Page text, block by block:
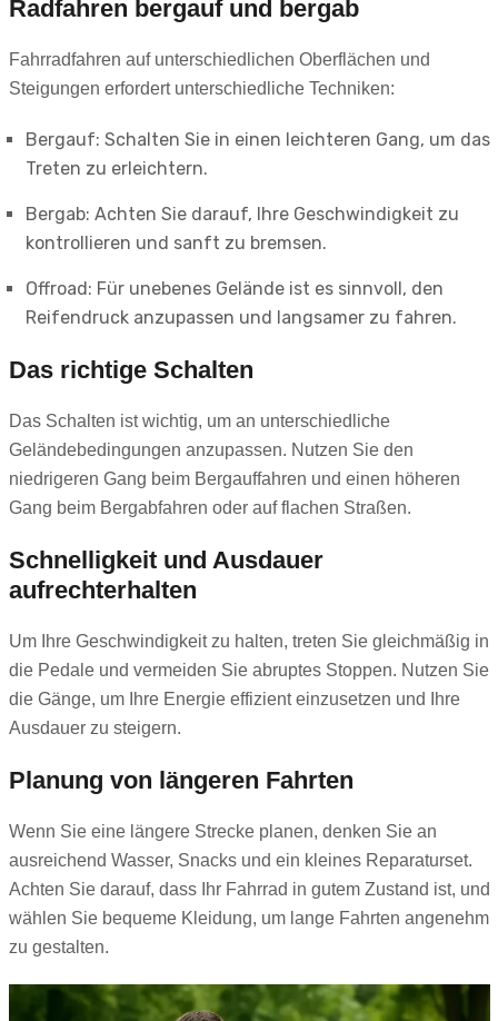
Radfahren bergauf und bergab
Fahrradfahren auf unterschiedlichen Oberflächen und
Steigungen erfordert unterschiedliche Techniken:
Bergauf: Schalten Sie in einen leichteren Gang, um das
Treten zu erleichtern.
Bergab: Achten Sie darauf, Ihre Geschwindigkeit zu
kontrollieren und sanft zu bremsen.
Offroad: Für unebenes Gelände ist es sinnvoll, den
Reifendruck anzupassen und langsamer zu fahren.
Das richtige Schalten
Das Schalten ist wichtig, um an unterschiedliche
Geländebedingungen anzupassen. Nutzen Sie den
niedrigeren Gang beim Bergauffahren und einen höheren
Gang beim Bergabfahren oder auf flachen Straßen.
Schnelligkeit und Ausdauer
aufrechterhalten
Um Ihre Geschwindigkeit zu halten, treten Sie gleichmäßig in
die Pedale und vermeiden Sie abruptes Stoppen. Nutzen Sie
die Gänge, um Ihre Energie effizient einzusetzen und Ihre
Ausdauer zu steigern.
Planung von längeren Fahrten
Wenn Sie eine längere Strecke planen, denken Sie an
ausreichend Wasser, Snacks und ein kleines Reparaturset.
Achten Sie darauf, dass Ihr Fahrrad in gutem Zustand ist, und
wählen Sie bequeme Kleidung, um lange Fahrten angenehm
zu gestalten.